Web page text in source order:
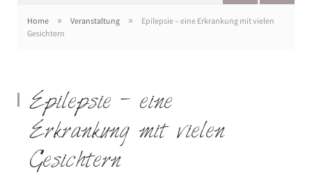
Home » Veranstaltung »
Epilepsie – eine Erkrankung mit vielen
Gesichtern
Epilepsie – eine
Erkrankung mit vielen
Gesichtern